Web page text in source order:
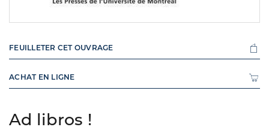
Ad libros !
FEUILLETER CET OUVRAGE
ACHAT EN LIGNE